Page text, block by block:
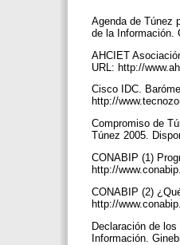
Agenda de Túnez
de la Información.
AHCIET
URL: http://
Cisco IDC.
http://
Compromiso de
Túnez 2005.
CONABIP (1)
http://
CONABIP (2)
http://
Declaración de
Información.